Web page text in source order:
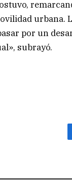
urbana.
por un
subrayó.